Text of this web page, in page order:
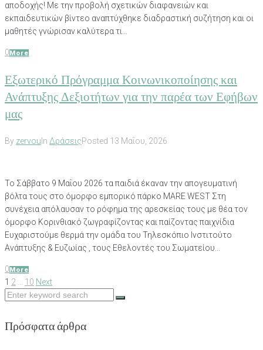
αποδοχής! Με την προβολή σχετικών διαφανειών και
εκπαιδευτικών βίντεο αναπτύχθηκε διαδραστική συζήτηση και οι
μαθητές γνώρισαν καλύτερα τι...
0 More
Εξωτερικό Πρόγραμμα Κοινωνικοποίησης και
Ανάπτυξης Δεξιοτήτων για την παρέα των Εφήβων
μας
By zervou In ΔράσειςPosted 13 Μαΐου, 2026
Το Σάββατο 9 Μαΐου 2026 τα παιδιά έκαναν την απογευματινή
βόλτα τους στο όμορφο εμπορικό πάρκο MARE WEST Στη
συνέχεια απόλαυσαν το ρόφημα της αρεσκείας τους με θέα τον
όμορφο Κορινθιακό ζωγραφίζοντας και παίζοντας παιχνίδια
Ευχαριστούμε θερμά την ομάδα του Τηλεσκόπιο Ινστιτούτο
Ανάπτυξης & Ευζωίας , τους Εθελοντές του Σωματείου...
0 More
Σελιδοποίηση
άρθρων
1 2 10 Next
Next
Search
Πρόσφατα άρθρα